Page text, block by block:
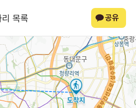
리 목록 공유